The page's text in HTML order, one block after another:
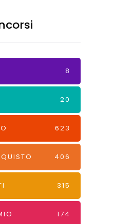
8
20
623
406
315
174